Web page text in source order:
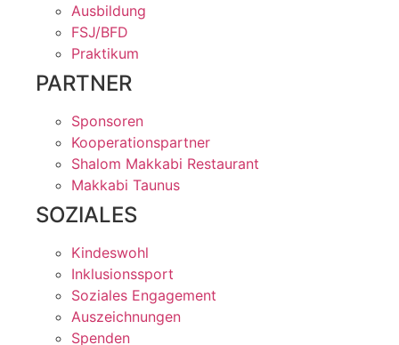
Ausbildung
FSJ/BFD
Praktikum
PARTNER
Sponsoren
Kooperationspartner
Shalom Makkabi Restaurant
Makkabi Taunus
SOZIALES
Kindeswohl
Inklusionssport
Soziales Engagement
Auszeichnungen
Spenden